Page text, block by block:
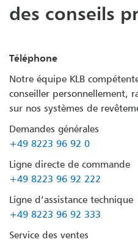
des conseils
Téléphone
Notre équipe KLB
conseiller personnellement,
sur nos systèmes de
Demandes générales
+49 8223 96 92 0
Ligne directe de commande
+49 8223 96 92 222
Ligne d’assistance technique
+49 8223 96 92 333
Service des ventes